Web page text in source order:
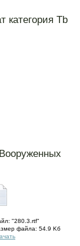
категория Tb
"280.3.rtf"
файла: 54.9 Kб